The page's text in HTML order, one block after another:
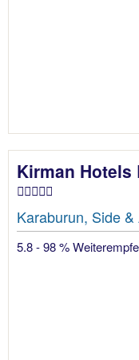
Kirman
Karaburun, Side
5.8 - 98 %